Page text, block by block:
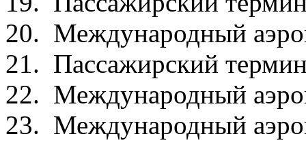
20. Международный
21. Пассажирский
22. Международный
23. Международный